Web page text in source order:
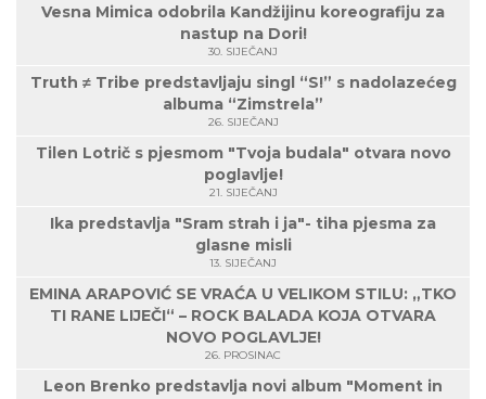
Vesna Mimica odobrila Kandžijinu koreografiju za
nastup na Dori!
30. SIJEČANJ
Truth ≠ Tribe predstavljaju singl “S!” s nadolazećeg
albuma “Zimstrela”
26. SIJEČANJ
Tilen Lotrič s pjesmom "Tvoja budala" otvara novo
poglavlje!
21. SIJEČANJ
Ika predstavlja "Sram strah i ja"- tiha pjesma za
glasne misli
13. SIJEČANJ
EMINA ARAPOVIĆ SE VRAĆA U VELIKOM STILU: „TKO
TI RANE LIJEČI“ – ROCK BALADA KOJA OTVARA
NOVO POGLAVLJE!
26. PROSINAC
Leon Brenko predstavlja novi album "Moment in